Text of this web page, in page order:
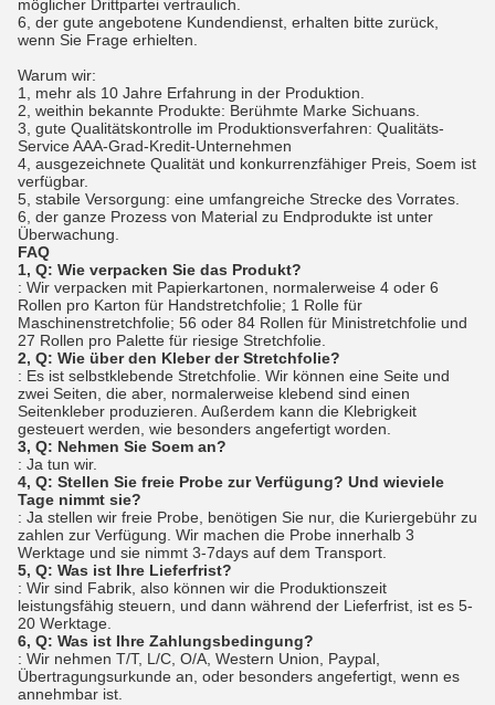
möglicher Drittpartei vertraulich.
6, der gute angebotene Kundendienst, erhalten bitte zurück,
wenn Sie Frage erhielten.
Warum wir:
1, mehr als 10 Jahre Erfahrung in der Produktion.
2, weithin bekannte Produkte: Berühmte Marke Sichuans.
3, gute Qualitätskontrolle im Produktionsverfahren: Qualitäts-
Service AAA-Grad-Kredit-Unternehmen
4, ausgezeichnete Qualität und konkurrenzfähiger Preis, Soem ist
verfügbar.
5, stabile Versorgung: eine umfangreiche Strecke des Vorrates.
6, der ganze Prozess von Material zu Endprodukte ist unter
Überwachung.
FAQ
1, Q: Wie verpacken Sie das Produkt?
: Wir verpacken mit Papierkartonen, normalerweise 4 oder 6
Rollen pro Karton für Handstretchfolie; 1 Rolle für
Maschinenstretchfolie; 56 oder 84 Rollen für Ministretchfolie und
27 Rollen pro Palette für riesige Stretchfolie.
2, Q: Wie über den Kleber der Stretchfolie?
: Es ist selbstklebende Stretchfolie. Wir können eine Seite und
zwei Seiten, die aber, normalerweise klebend sind einen
Seitenkleber produzieren. Außerdem kann die Klebrigkeit
gesteuert werden, wie besonders angefertigt worden.
3, Q: Nehmen Sie Soem an?
: Ja tun wir.
4, Q: Stellen Sie freie Probe zur Verfügung? Und wieviele
Tage nimmt sie?
: Ja stellen wir freie Probe, benötigen Sie nur, die Kuriergebühr zu
zahlen zur Verfügung. Wir machen die Probe innerhalb 3
Werktage und sie nimmt 3-7days auf dem Transport.
5, Q: Was ist Ihre Lieferfrist?
: Wir sind Fabrik, also können wir die Produktionszeit
leistungsfähig steuern, und dann während der Lieferfrist, ist es 5-
20 Werktage.
6, Q: Was ist Ihre Zahlungsbedingung?
: Wir nehmen T/T, L/C, O/A, Western Union, Paypal,
Übertragungsurkunde an, oder besonders angefertigt, wenn es
annehmbar ist.